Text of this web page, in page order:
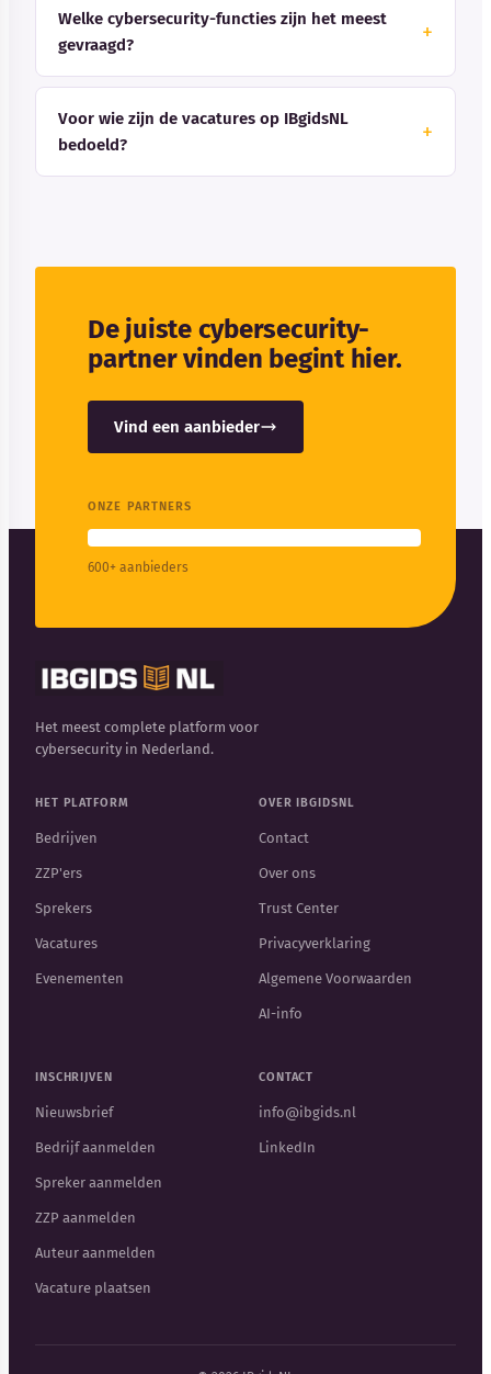
Welke cybersecurity-functies zijn het meest
gevraagd?
Voor wie zijn de vacatures op IBgidsNL
bedoeld?
De juiste cybersecurity-
partner vinden begint hier.
Vind een aanbieder
ONZE PARTNERS
600+ aanbieders
Het meest complete platform voor
cybersecurity in Nederland.
HET PLATFORM
Bedrijven
ZZP'ers
Sprekers
Vacatures
Evenementen
OVER IBGIDSNL
Contact
Over ons
Trust Center
Privacyverklaring
Algemene Voorwaarden
AI-info
INSCHRIJVEN
Nieuwsbrief
Bedrijf aanmelden
Spreker aanmelden
ZZP aanmelden
Auteur aanmelden
Vacature plaatsen
CONTACT
info@ibgids.nl
LinkedIn